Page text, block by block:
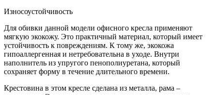
Износоустойчивость
Для обивки данной модели офисного кресла применяют
мягкую экокожу. Это практичный материал, который имеет
устойчивость к повреждениям. К тому же, экокожа
гипоаллергенная и нетребовательна в уходе. Внутри
наполнитель из упругого пенополиуретана, который
сохраняет форму в течение длительного времени.
Крестовина в этом кресле сделана из металла, рама –